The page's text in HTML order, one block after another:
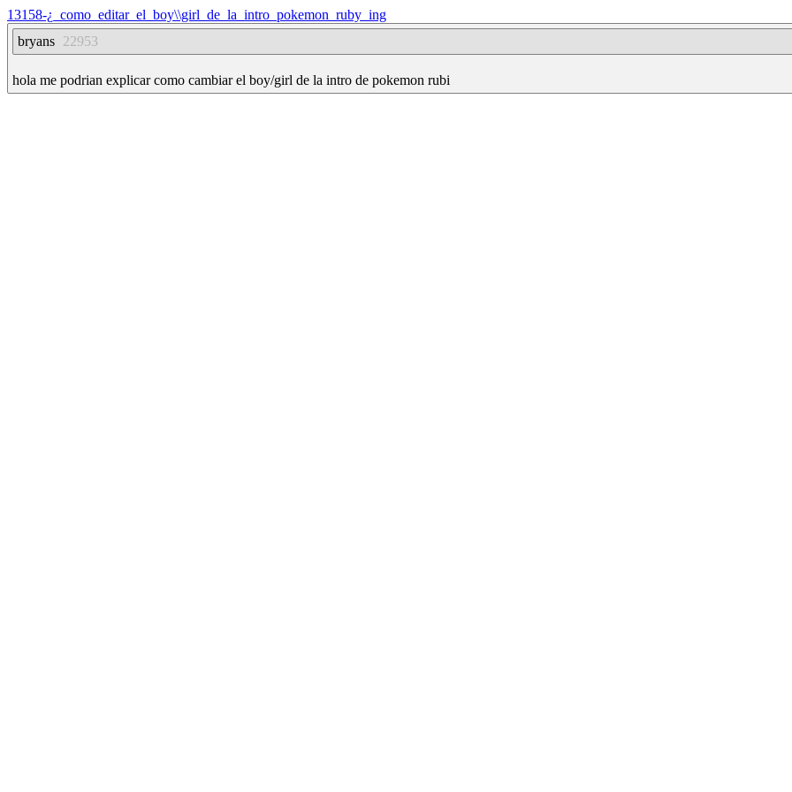
13158-¿_como_editar_el_boy\\girl_de_la_intro_pokemon_ruby_ing
bryans 22953
hola me podrian explicar como cambiar el boy/girl de la intro de pokemon rubi